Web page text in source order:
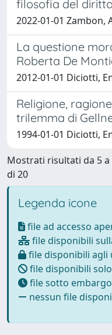
filosofia del
2022-01-01 Zambon,
La questione
Roberta De
2012-01-01 Diciotti,
Religione,
trilemma di
1994-01-01 Diciotti,
Mostrati risultati da 5 a
di 20
Legenda icone
file ad accesso
file disponibili
file disponibili
file disponibili
file sotto embargo
nessun file